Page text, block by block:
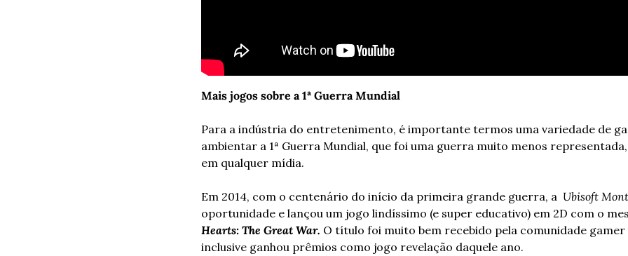
Mais jogos sobre a 1ª Guerra Mundial
Para a indústria do entretenimento, é importante termos uma variedade de
ambientar a 1ª Guerra Mundial, que foi uma guerra muito menos
em qualquer mídia.
Em 2014, com o centenário do início da primeira grande guerra, a Ubisoft
oportunidade e lançou um jogo lindíssimo (e super educativo) em 2D com o
Hearts: The Great War. O título foi muito bem recebido pela comunidade
inclusive ganhou prêmios como jogo revelação daquele ano.